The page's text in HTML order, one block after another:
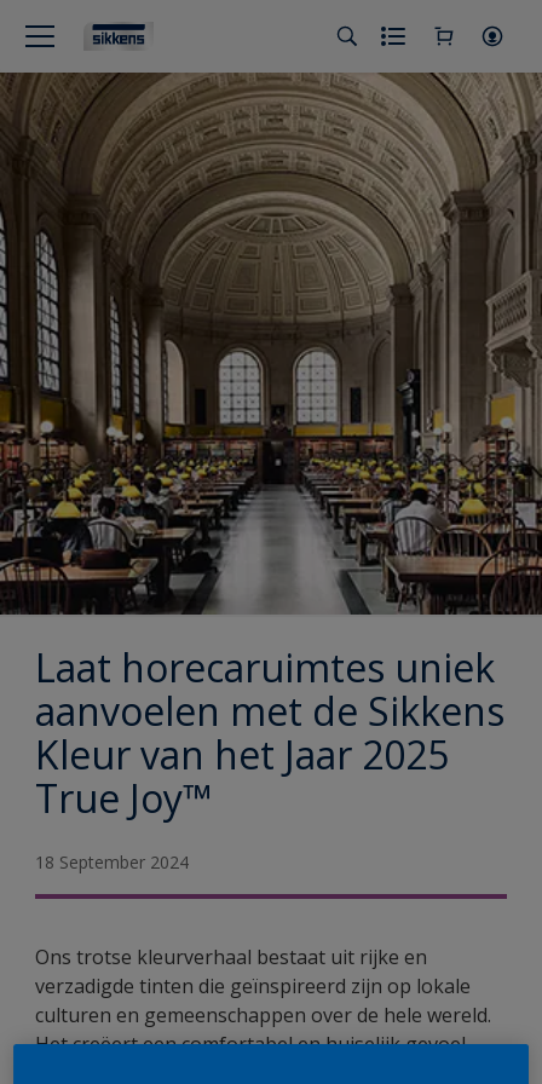
Laat horecaruimtes uniek
aanvoelen met de Sikkens
Kleur van het Jaar 2025
True Joy™
18 September 2024
Ons trotse kleurverhaal bestaat uit rijke en
verzadigde tinten die geïnspireerd zijn op lokale
culturen en gemeenschappen over de hele wereld.
Het creëert een comfortabel en huiselijk gevoel,